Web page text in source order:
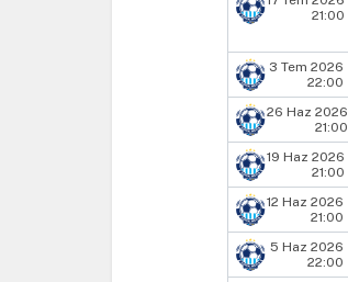
21:00
3 Tem 2026
22:00
26 Haz 2026
21:00
19 Haz 2026
21:00
12 Haz 2026
21:00
5 Haz 2026
22:00